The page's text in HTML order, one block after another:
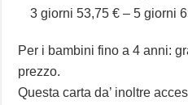
3 giorni 53,75 € – 5 giorni
Per i bambini fino a 4 anni:
prezzo.
Questa carta da’ inoltre